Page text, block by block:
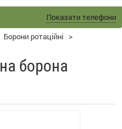
Показати телефони
Борони ротаційні >
борона